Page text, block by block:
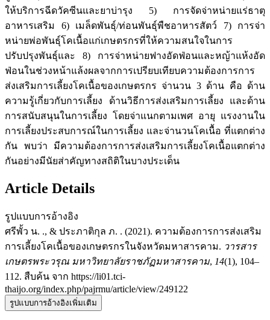
ให้บริการฉีดวัคซีนและยาบ่ารุง 5) การจัดจ่าหน่ายแร่ธาตุ
อาหารเสริม 6) เมล็ดพันธุ์/ท่อนพันธุ์พืชอาหารสัตว์ 7) การจ่า
หน่ายพ่อพันธุ์โคเนื้อแก่เกษตรกรที่ให้ความสนใจในการ
ปรับปรุงพันธุ์และ 8) การจ่าหน่ายฟางอัดฟ่อนและหญ้าแห้งอัด
ฟ่อนในช่วงหน้าแล้งผลจากการเปรียบเทียบความต้องการการ
ส่งเสริมการเลี้ยงโคเนื้อของเกษตรกร จ่านวน 3 ด้าน คือ ด้าน
ความรู้เกี่ยวกับการเลี้ยง ด้านวิธีการส่งเสริมการเลี้ยง และด้าน
การสนับสนุนในการเลี้ยง โดยจ่าแนกตามเพศ อายุ แรงงานใน
การเลี้ยงประสบการณ์ในการเลี้ยง และจ่านวนโคเนื้อ ที่แตกต่าง
กัน พบว่า มีความต้องการการส่งเสริมการเลี้ยงโคเนื้อแตกต่าง
กันอย่างมีนัยส่าคัญทางสถิติในบางประเด็น
Article Details
รูปแบบการอ้างอิง
ศรีพั้ว น. ., & ประภาติกุล ภ. . (2021). ความต้องการการส่งเสริม
การเลี้ยงโคเนื้อของเกษตรกรในจังหวัดมหาสารคาม. วารสาร
เกษตรพระวรุณ มหาวิทยาลัยราชภัฏมหาสารคาม, 14(1), 104–
112. สืบค้น จาก https://li01.tci-
thaijo.org/index.php/pajrmu/article/view/249122
รูปแบบการอ้างอิงเพิ่มเติม